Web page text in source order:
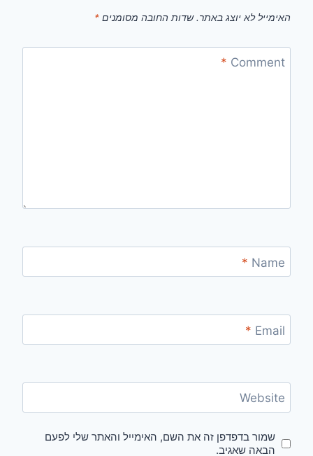
האימייל לא יוצג באתר. שדות החובה מסומנים *
Comment
*
Name
*
Email
*
Website
שמור בדפדפן זה את השם, האימייל והאתר שלי לפעם
הבאה שאגיב.